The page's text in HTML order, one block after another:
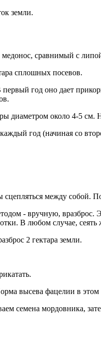
земли.
сравнимый с
сплошных посевов.
год оно дает
диаметром около 4-5 см.
год (начиная со
между собой.
- вручную,
В любом случае,
2 гектара земли.
высева фацелии в этом
семена мордовника,